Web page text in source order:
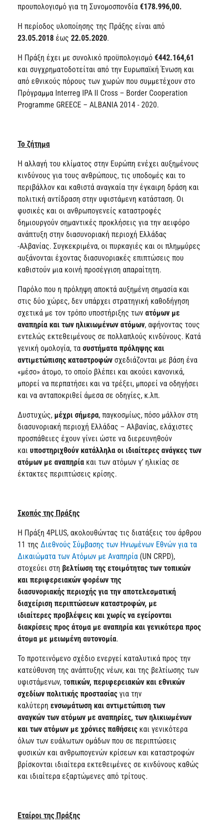
προυπολογισμό για τη Συνομοσπονδία €178.996,00.
Η περίοδος υλοποίησης της Πράξης είναι από
23.05.2018 έως 22.05.2020.
Η Πράξη έχει με συνολικό προϋπολογισμό €442.164,61
και συγχρηματοδοτείται από την Ευρωπαϊκή Ένωση και
από εθνικούς πόρους των χωρών που συμμετέχουν στο
Πρόγραμμα Interreg IPA II Cross – Border Cooperation
Programme GREECE – ALBANIA 2014 - 2020.
Το ζήτημα
Η αλλαγή του κλίματος στην Ευρώπη ενέχει αυξημένους
κινδύνους για τους ανθρώπους, τις υποδομές και το
περιβάλλον και καθιστά αναγκαία την έγκαιρη δράση και
πολιτική αντίδραση στην υφιστάμενη κατάσταση. Οι
φυσικές και οι ανθρωπογενείς καταστροφές
δημιουργούν σημαντικές προκλήσεις για την αειφόρο
ανάπτυξη στην διασυνοριακή περιοχή Ελλάδας
-Αλβανίας. Συγκεκριμένα, οι πυρκαγιές και οι πλημμύρες
αυξάνονται έχοντας διασυνοριακές επιπτώσεις που
καθιστούν μια κοινή προσέγγιση απαραίτητη.
Παρόλο που η πρόληψη αποκτά αυξημένη σημασία και
στις δύο χώρες, δεν υπάρχει στρατηγική καθοδήγηση
σχετικά με τον τρόπο υποστήριξης των ατόμων με
αναπηρία και των ηλικιωμένων ατόμων, αφήνοντας τους
εντελώς εκτεθειμένους σε πολλαπλούς κινδύνους. Κατά
γενική ομολογία, τα συστήματα πρόληψης και
αντιμετώπισης καταστροφών σχεδιάζονται με βάση ένα
«μέσο» άτομο, το οποίο βλέπει και ακούει κανονικά,
μπορεί να περπατήσει και να τρέξει, μπορεί να οδηγήσει
και να ανταποκριθεί άμεσα σε οδηγίες, κ.λπ.
Δυστυχώς, μέχρι σήμερα, παγκοσμίως, πόσο μάλλον στη
διασυνοριακή περιοχή Ελλάδας – Αλβανίας, ελάχιστες
προσπάθειες έχουν γίνει ώστε να διερευνηθούν
και υποστηριχθούν κατάλληλα οι ιδιαίτερες ανάγκες των
ατόμων με αναπηρία και των ατόμων γ’ ηλικίας σε
έκτακτες περιπτώσεις κρίσης.
Σκοπός της Πράξης
Η Πράξη 4PLUS, ακολουθώντας τις διατάξεις του άρθρου
11 της Διεθνούς Σύμβασης των Ηνωμένων Εθνών για τα
Δικαιώματα των Ατόμων με Αναπηρία (UN CRPD),
στοχεύει στη βελτίωση της ετοιμότητας των τοπικών
και περιφερειακών φορέων της
διασυνοριακής περιοχής για την αποτελεσματική
διαχείριση περιπτώσεων καταστροφών, με
ιδιαίτερες προβλέψεις και χωρίς να εγείρονται
διακρίσεις προς άτομα με αναπηρία και γενικότερα προς
άτομα με μειωμένη αυτονομία.
Το προτεινόμενο σχέδιο ενεργεί καταλυτικά προς την
κατεύθυνση της ανάπτυξης νέων, και της βελτίωσης των
υφιστάμενων, τοπικών, περιφερειακών και εθνικών
σχεδίων πολιτικής προστασίας για την
καλύτερη ενσωμάτωση και αντιμετώπιση των
αναγκών των ατόμων με αναπηρίες, των ηλικιωμένων
και των ατόμων με χρόνιες παθήσεις και γενικότερα
όλων των ευάλωτων ομάδων που σε περιπτώσεις
φυσικών και ανθρωπογενών κρίσεων και καταστροφών
βρίσκονται ιδιαίτερα εκτεθειμένες σε κινδύνους καθώς
και ιδιαίτερα εξαρτώμενες από τρίτους.
Εταίροι της Πράξης